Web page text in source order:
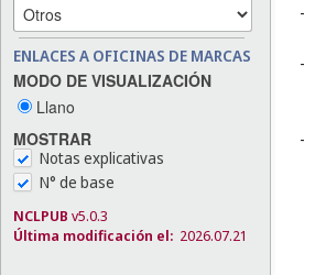
ENLACES A OFICINAS DE MARCAS
MODO DE VISUALIZACIÓN
Llano
MOSTRAR
Notas explicativas
N° de base
NCLPUB v5.0.3
Última modificación el: 2026.07.21
-
-
-